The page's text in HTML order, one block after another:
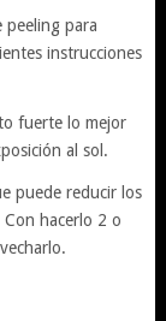
peeling para
instrucciones
fuerte lo mejor
al sol.
puede reducir los
Con hacerlo 2 o